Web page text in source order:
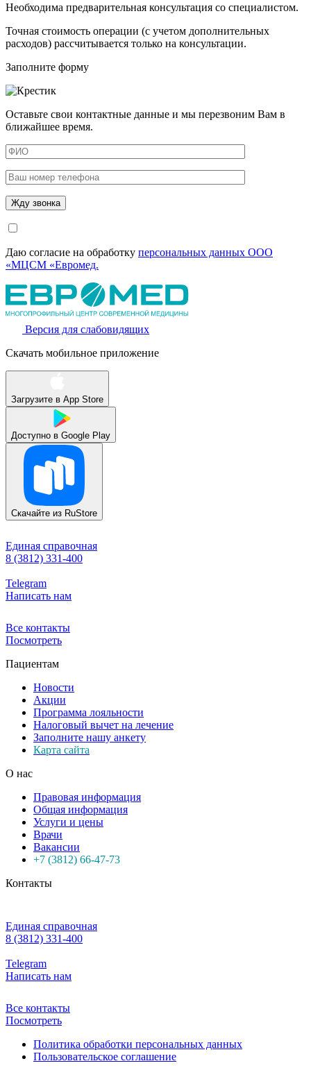
Необходима предварительная консультация со специалистом.
Точная стоимость операции (с учетом дополнительных
расходов) рассчитывается только на консультации.
Заполните форму
Оставьте свои контактные данные и мы перезвоним Вам в
ближайшее время.
Даю согласие на обработку персональных данных ООО
«МЦСМ «Евромед.
Версия для слабовидящих
Скачать мобильное приложение
Загрузите в App Store
Доступно в Google Play
Скачайте из RuStore
Единая справочная
8 (3812) 331-400
Telegram
Написать нам
Все контакты
Посмотреть
Пациентам
Новости
Акции
Программа лояльности
Налоговый вычет на лечение
Заполните нашу анкету
Карта сайта
О нас
Правовая информация
Общая информация
Услуги и цены
Врачи
Вакансии
+7 (3812) 66-47-73
Контакты
Единая справочная
8 (3812) 331-400
Telegram
Написать нам
Все контакты
Посмотреть
Политика обработки персональных данных
Пользовательское соглашение